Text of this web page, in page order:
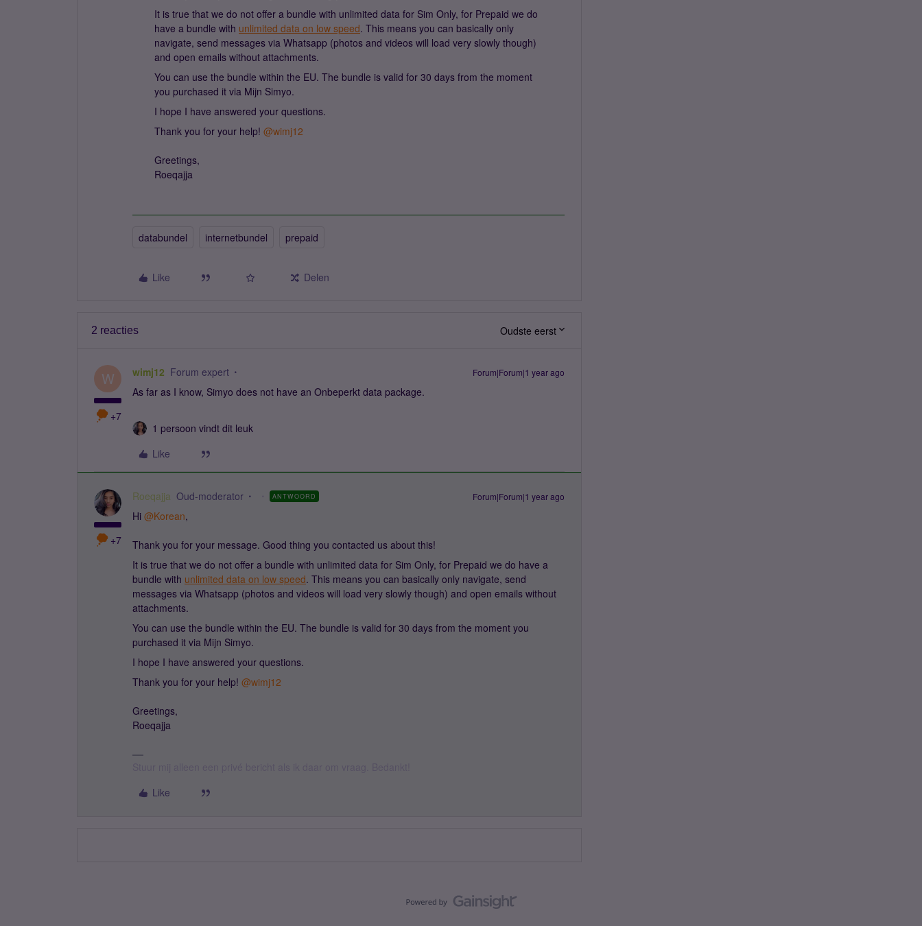
It is true that we do not offer a bundle with unlimited data for Sim Only, for Prepaid we do
have a bundle with unlimited data on low speed. This means you can basically only
navigate, send messages via Whatsapp (photos and videos will load very slowly though)
and open emails without attachments.
You can use the bundle within the EU. The bundle is valid for 30 days from the moment
you purchased it via Mijn Simyo.
I hope I have answered your questions.
Thank you for your help! @wimj12
Greetings,
Roeqajja
databundel internetbundel prepaid
Like Delen
2 reacties Oudste eerst
W
+7
wimj12 Forum expert Forum|Forum|1 year ago
As far as I know, Simyo does not have an Onbeperkt data package.
1 persoon vindt dit leuk
Like
+7
Roeqajja Oud-moderator ANTWOORD Forum|Forum|1 year ago
Hi @Korean,
Thank you for your message. Good thing you contacted us about this!
It is true that we do not offer a bundle with unlimited data for Sim Only, for Prepaid we do have a
bundle with unlimited data on low speed. This means you can basically only navigate, send
messages via Whatsapp (photos and videos will load very slowly though) and open emails without
attachments.
You can use the bundle within the EU. The bundle is valid for 30 days from the moment you
purchased it via Mijn Simyo.
I hope I have answered your questions.
Thank you for your help! @wimj12
Greetings,
Roeqajja
Like